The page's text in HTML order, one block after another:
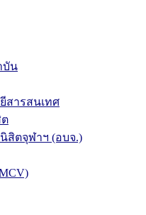
บัน
สารสนเทศ
สิตจุฬาฯ (อบจ.)